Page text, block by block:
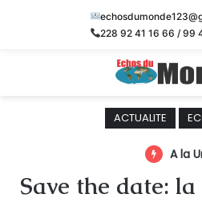
ACTUALITE
A la
Save the date:
228 92 41 16 66 / 99